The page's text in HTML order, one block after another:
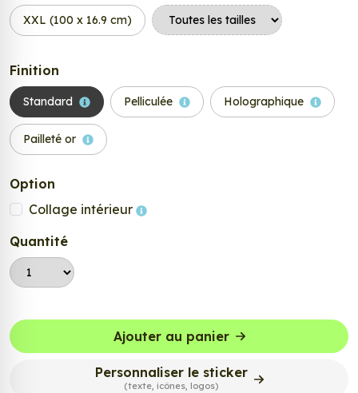
XXL (100 x 16.9 cm)
Finition
Standard Pelliculée Holographique
Pailleté or
Option
Collage intérieur
Quantité
Ajouter au panier
Personnaliser le sticker
(texte, icônes, logos)